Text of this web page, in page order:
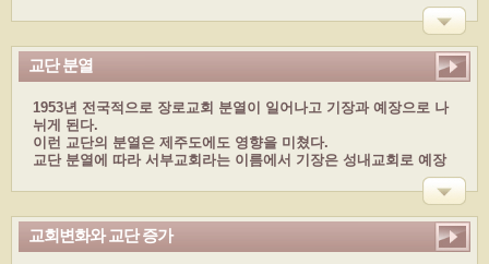
전쟁이 끝난후 많은 피난민이 뭍으로 돌아갔지만 그때 남은 이들을
중심으로 교회 역사는 계속됐다.
한국전쟁이 제주도 선교에 있어서는 밑거름이 된 것이었다.
교단 분열
1953년 전국적으로 장로교회 분열이 일어나고 기장과 예장으로 나
뉘게 된다.
이런 교단의 분열은 제주도에도 영향을 미쳤다.
교단 분열에 따라 서부교회라는 이름에서 기장은 성내교회로 예장
교회변화와 교단 증가